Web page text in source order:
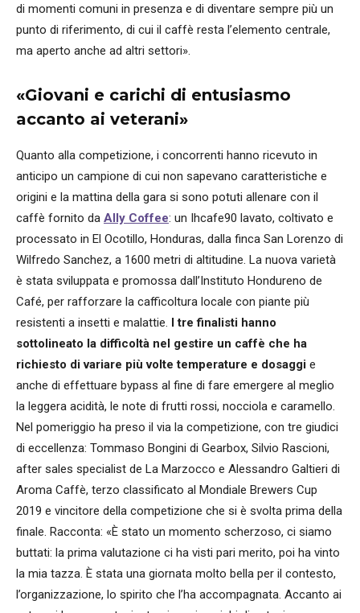
di momenti comuni in presenza e di diventare sempre più un
punto di riferimento, di cui il caffè resta l’elemento centrale,
ma aperto anche ad altri settori».
«Giovani e carichi di entusiasmo
accanto ai veterani»
Quanto alla competizione, i concorrenti hanno ricevuto in
anticipo un campione di cui non sapevano caratteristiche e
origini e la mattina della gara si sono potuti allenare con il
caffè fornito da Ally Coffee: un Ihcafe90 lavato, coltivato e
processato in El Ocotillo, Honduras, dalla finca San Lorenzo di
Wilfredo Sanchez, a 1600 metri di altitudine. La nuova varietà
è stata sviluppata e promossa dall’Instituto Hondureno de
Café, per rafforzare la cafficoltura locale con piante più
resistenti a insetti e malattie. I tre finalisti hanno
sottolineato la difficoltà nel gestire un caffè che ha
richiesto di variare più volte temperature e dosaggi e
anche di effettuare bypass al fine di fare emergere al meglio
la leggera acidità, le note di frutti rossi, nocciola e caramello.
Nel pomeriggio ha preso il via la competizione, con tre giudici
di eccellenza: Tommaso Bongini di Gearbox, Silvio Rascioni,
after sales specialist de La Marzocco e Alessandro Galtieri di
Aroma Caffè, terzo classificato al Mondiale Brewers Cup
2019 e vincitore della competizione che si è svolta prima della
finale. Racconta: «È stato un momento scherzoso, ci siamo
buttati: la prima valutazione ci ha visti pari merito, poi ha vinto
la mia tazza. È stata una giornata molto bella per il contesto,
l’organizzazione, lo spirito che l’ha accompagnata. Accanto ai